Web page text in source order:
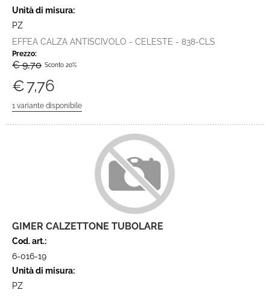
Unità di misura:
PZ
EFFEA CALZA ANTISCIVOLO - CELESTE - 838-CLS
Prezzo:
€ 9,70 Sconto 20%
€7,76
GIMER CALZETTONE TUBOLARE
Cod. art.:
6-016-19
Unità di misura:
PZ